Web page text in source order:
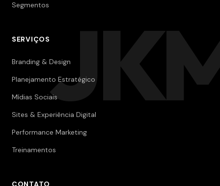
Segmentos
SERVIÇOS
Branding & Design
Planejamento Estratégico
Mídias Sociais
Sites & Experiência Digital
Performance Marketing
Treinamentos
CONTATO